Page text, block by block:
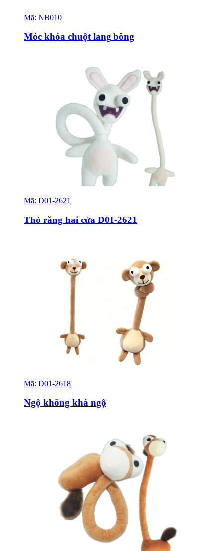
Sỉ & Lẻ
Mã: NB010
Móc khóa chuột lang bông
Sỉ & Lẻ
Mã: D01-2621
Thỏ răng hai cửa D01-2621
Sỉ & Lẻ
Mã: D01-2618
Ngộ không khá ngộ